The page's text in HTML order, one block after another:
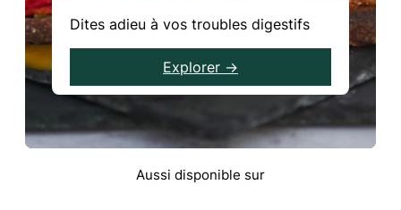
Dites adieu à vos troubles digestifs
Explorer →
Aussi disponible sur